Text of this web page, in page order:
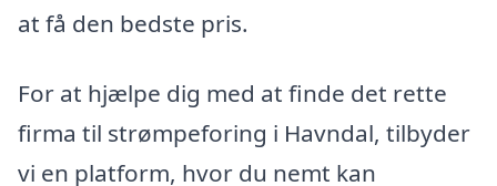
at få den bedste pris.
For at hjælpe dig med at finde det rette
firma til strømpeforing i Havndal, tilbyder
vi en platform, hvor du nemt kan